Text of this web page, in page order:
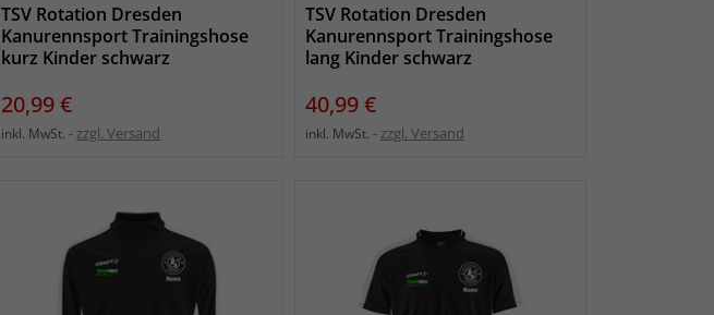
TSV Rotation Dresden
Kanurennsport Trainingshose
kurz Kinder schwarz
Preis
20,99 €
inkl. MwSt. zzgl. Versand
TSV Rotation Dresden
Kanurennsport Trainingshose
lang Kinder schwarz
Preis
40,99 €
inkl. MwSt. zzgl. Versand